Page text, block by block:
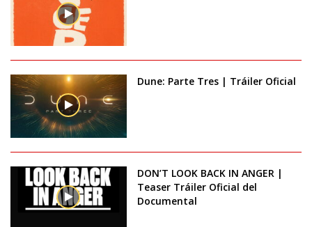
Dune: Parte Tres | Tráiler Oficial
DON’T LOOK BACK IN ANGER |
Teaser Tráiler Oficial del
Documental